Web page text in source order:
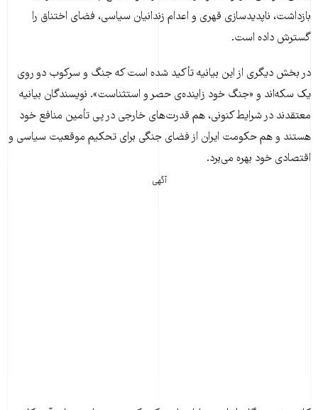
بازداشت، ناپدیدسازی قهری و اعدام زندانیان سیاسی، فضای اختناق را
گسترش داده است.
در بخش دیگری از این بیانیه تأکید شده است که جنگ و سرکوب دو روی
یک سکه‌اند و «جنگ خود زاینده‌ی حصر و استثناست». نویسندگان بیانیه
معتقدند در شرایط کنونی، هم قدرت‌های خارجی در پی تأمین منافع خود
هستند و هم حکومت ایران از فضای جنگی برای تحکیم موقعیت سیاسی و
اقتصادی خود بهره می‌برد.
آگهی